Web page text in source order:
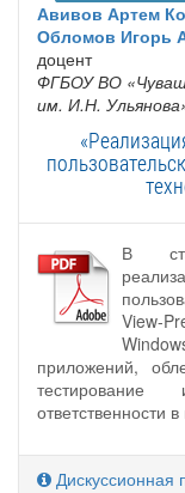
Авивов Артем
Обломов Игорь
доцент
ФГБОУ ВО
им. И.Н.
В
View-
приложений,
ответственности
Дискуссионная